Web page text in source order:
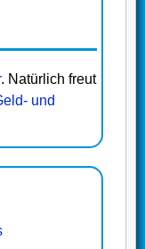
. Natürlich freut
und